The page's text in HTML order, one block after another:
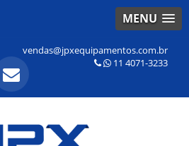
MENU
vendas@jpxequipamentos.com.br
11 4071-3233